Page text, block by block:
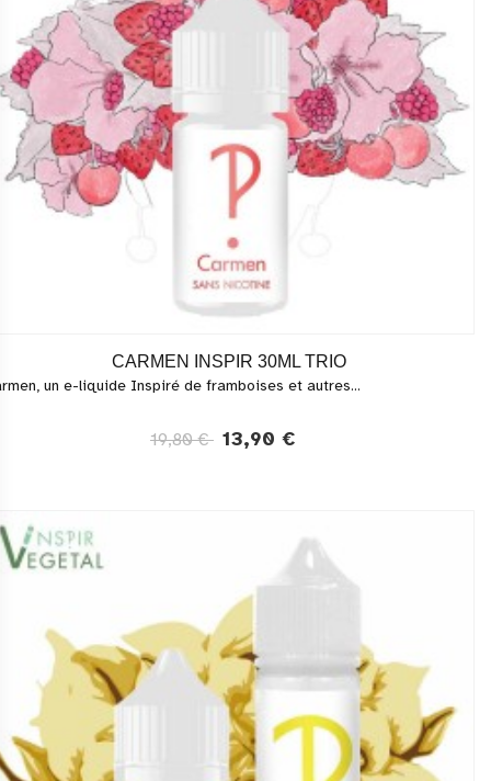
CARMEN INSPIR 30ML TRIO
un e-liquide Inspiré de framboises et autres...
19,80 € 13,90 €